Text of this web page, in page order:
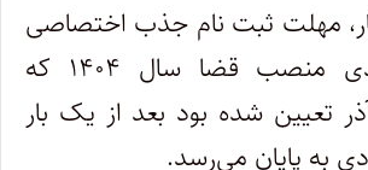
مهلت ثبت نام جذب اختصاصی
داوطلبان تصدی منصب قضا سال ۱۴۰۴ که
تا ۳۰ آذر تعیین شده بود بعد از یک بار